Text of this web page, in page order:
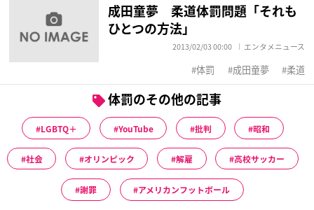
成田童夢 柔道体罰問題「それも
ひとつの方法」
2013/02/03 00:00 エンタメニュース
体罰 成田童夢 柔道
体罰のその他の記事
LGBTQ＋ YouTube 批判 昭和
社会 オリンピック 解雇 高校サッカー
謝罪 アメリカンフットボール